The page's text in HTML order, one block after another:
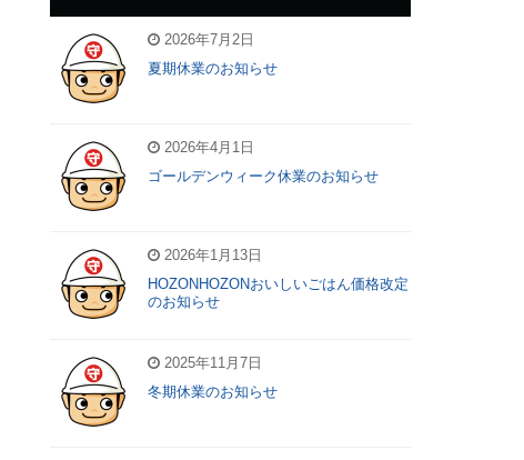
2026年7月2日
夏期休業のお知らせ
2026年4月1日
ゴールデンウィーク休業のお知らせ
2026年1月13日
HOZONHOZONおいしいごはん価格改定
のお知らせ
2025年11月7日
冬期休業のお知らせ